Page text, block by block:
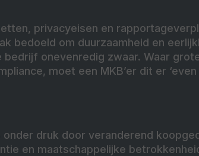
privacyeisen en
bedoeld om duurzaamheid en
onevenredig zwaar. Waar
moet een MKB’er dit er ‘even
onder druk door veranderend
en maatschappelijke